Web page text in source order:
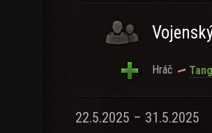
Hráč
22.5.2025 – 31.5.2025